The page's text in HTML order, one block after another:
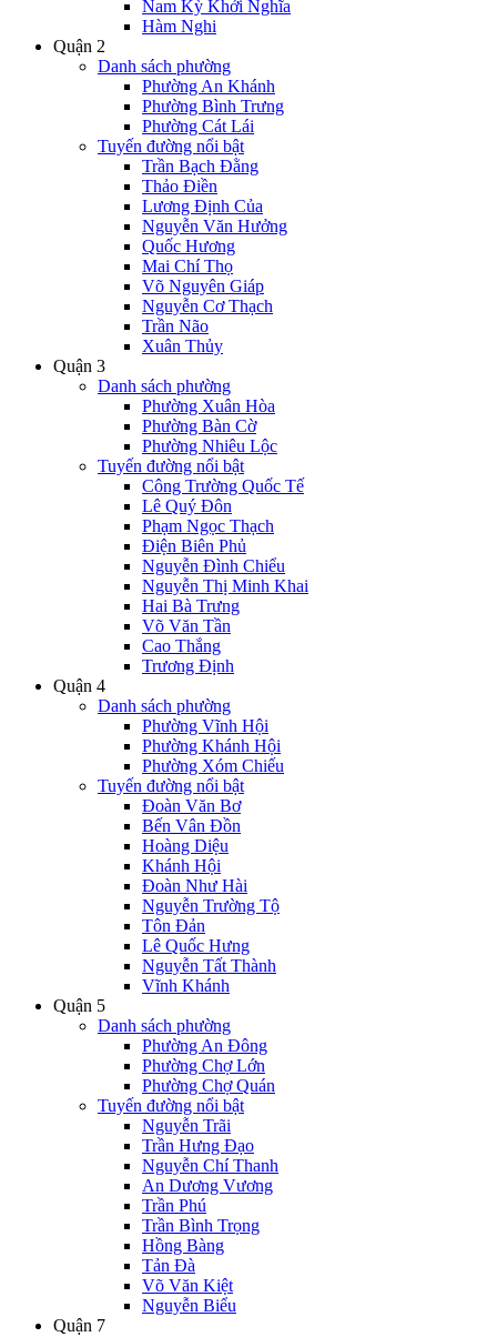
Nam Kỳ Khởi Nghĩa
Hàm Nghi
Quận 2
Danh sách phường
Phường An Khánh
Phường Bình Trưng
Phường Cát Lái
Tuyến đường nổi bật
Trần Bạch Đằng
Thảo Điền
Lương Định Của
Nguyễn Văn Hưởng
Quốc Hương
Mai Chí Thọ
Võ Nguyên Giáp
Nguyễn Cơ Thạch
Trần Não
Xuân Thủy
Quận 3
Danh sách phường
Phường Xuân Hòa
Phường Bàn Cờ
Phường Nhiêu Lộc
Tuyến đường nổi bật
Công Trường Quốc Tế
Lê Quý Đôn
Phạm Ngọc Thạch
Điện Biên Phủ
Nguyễn Đình Chiểu
Nguyễn Thị Minh Khai
Hai Bà Trưng
Võ Văn Tần
Cao Thắng
Trương Định
Quận 4
Danh sách phường
Phường Vĩnh Hội
Phường Khánh Hội
Phường Xóm Chiếu
Tuyến đường nổi bật
Đoàn Văn Bơ
Bến Vân Đồn
Hoàng Diệu
Khánh Hội
Đoàn Như Hài
Nguyễn Trường Tộ
Tôn Đản
Lê Quốc Hưng
Nguyễn Tất Thành
Vĩnh Khánh
Quận 5
Danh sách phường
Phường An Đông
Phường Chợ Lớn
Phường Chợ Quán
Tuyến đường nổi bật
Nguyễn Trãi
Trần Hưng Đạo
Nguyễn Chí Thanh
An Dương Vương
Trần Phú
Trần Bình Trọng
Hồng Bàng
Tản Đà
Võ Văn Kiệt
Nguyễn Biểu
Quận 7